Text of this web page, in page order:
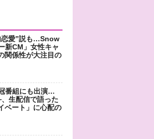
恋愛”説も…Snow
新CM」女性キャ
関係性が大注目の
番組にも出演…
生配信で語った
ベート」に心配の